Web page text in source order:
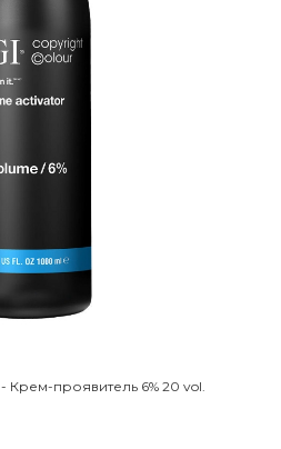
Tigi Copyright Colour Activator - Крем-проявитель 6% 20 vol.